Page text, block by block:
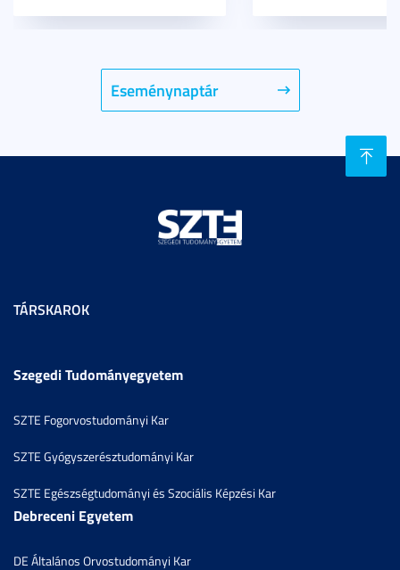
Eseménynaptár
TÁRSKAROK
Szegedi Tudományegyetem
SZTE Fogorvostudományi Kar
SZTE Gyógyszerésztudományi Kar
SZTE Egészségtudományi és Szociális Képzési Kar
Debreceni Egyetem
DE Általános Orvostudományi Kar